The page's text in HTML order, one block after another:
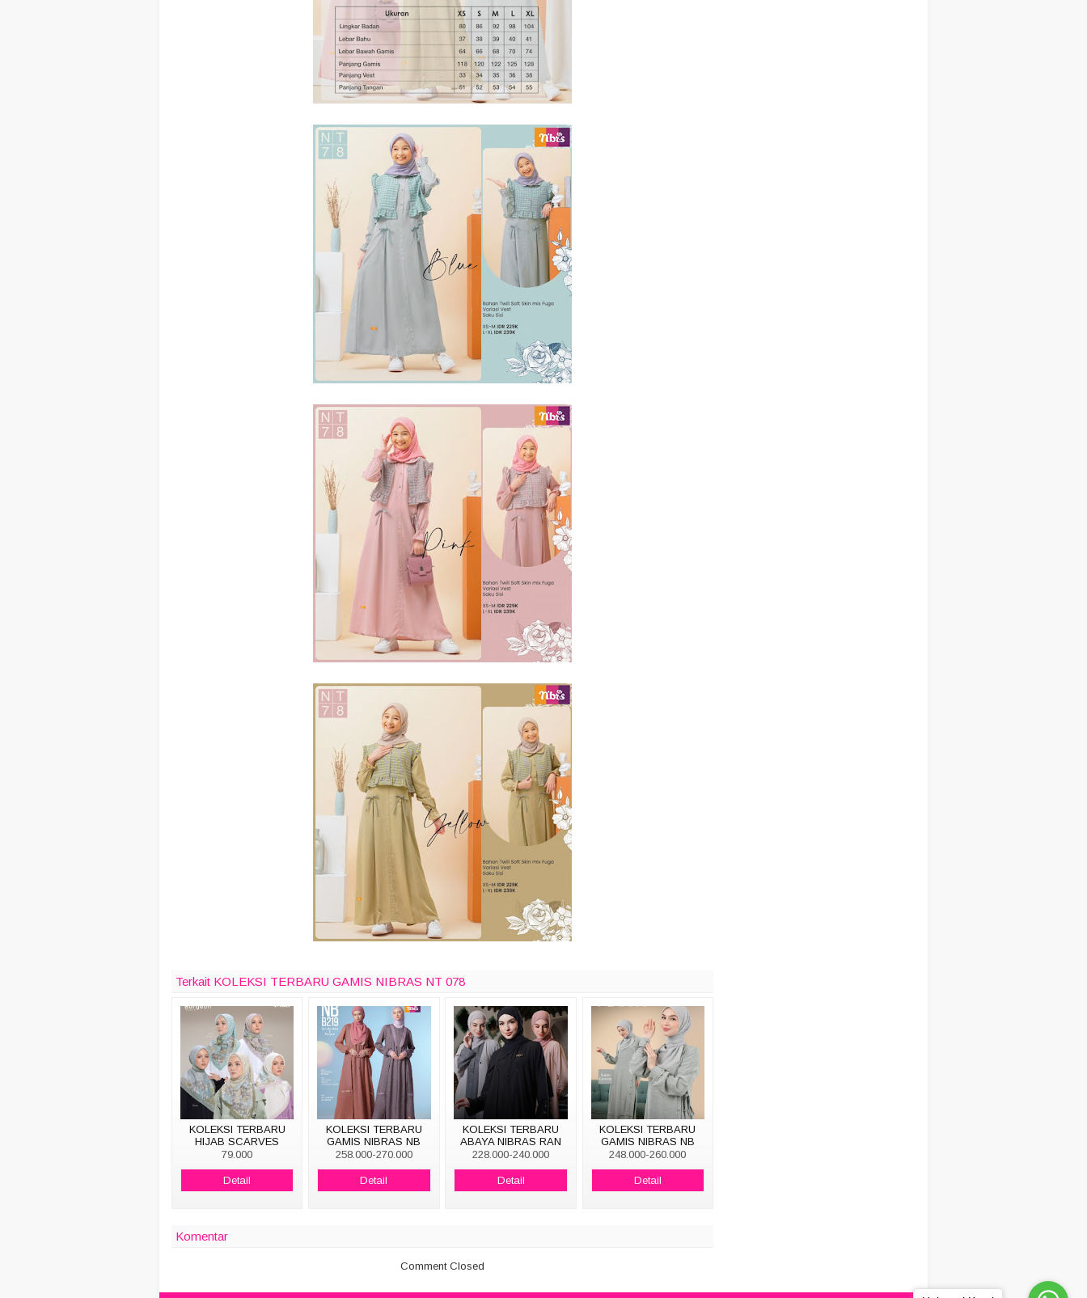
Terkait KOLEKSI TERBARU GAMIS NIBRAS NT 078
KOLEKSI TERBARU
HIJAB SCARVES
BURGEON
79.000
Detail
KOLEKSI TERBARU
GAMIS NIBRAS NB
B219
258.000-270.000
Detail
KOLEKSI TERBARU
ABAYA NIBRAS RAN
001
228.000-240.000
Detail
KOLEKSI TERBARU
GAMIS NIBRAS NB
B153
248.000-260.000
Detail
Komentar
Comment Closed